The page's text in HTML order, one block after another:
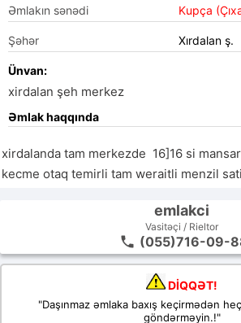
Əmlakın sənədi Kupça
Şəhər Xırdalan ş.
Ünvan:
xirdalan şeh merkez
Əmlak haqqında
xirdalanda tam merkezde  16]16 si
kecme otaq temirli tam weraitli menzil
emlakci
Vasitəçi / Rieltor
(055)716-09-
DİQQƏT!
"Daşınmaz əmlaka baxış keçirmədən
göndərməyin.!"